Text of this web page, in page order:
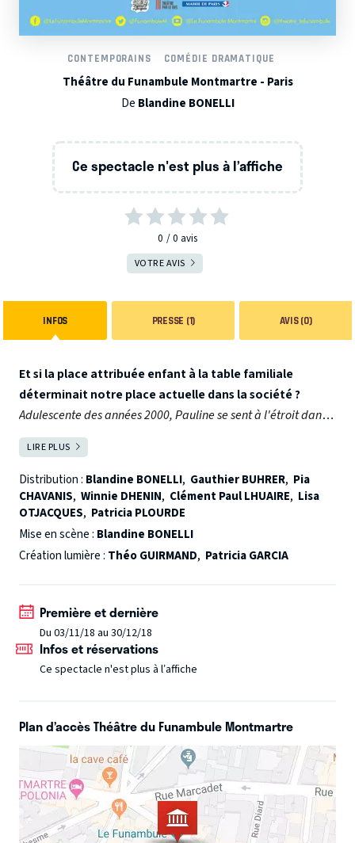
CONTEMPORAINS COMÉDIE DRAMATIQUE
Théâtre du Funambule Montmartre - Paris
De Blandine BONELLI
Ce spectacle n'est plus à l’affiche
0 0 avis
VOTRE AVIS
INFOS PRESSE (1) AVIS (0)
Et si la place attribuée enfant à la table familiale
déterminait notre place actuelle dans la société ?
Adulescente des années 2000, Pauline se sent à l'étroit dans
sa famille, son couple et son travail. Entourée de
personnages hauts en couleur qui semblent aussi perdus
qu'elle, Pauline nous embarque dans sa quête
d'identité naviguant du huis-clos d'une famille conservatrice
à une société en perte de repères qui permet tous les choix
de vie possibles. C'est la question de la place. Celle qu'on
occupe, celle qu'on nous attribue, celle qu'on décide de
LIRE PLUS
Distribution : Blandine BONELLI, Gauthier BUHRER, Pia
CHAVANIS, Winnie DHENIN, Clément Paul LHUAIRE, Lisa
OTJACQUES, Patricia PLOURDE
Mise en scène : Blandine BONELLI
Création lumière : Théo GUIRMAND, Patricia GARCIA
Première et dernière
Du 03/11/18 au 30/12/18
Infos et réservations
Ce spectacle n'est plus à l’affiche
Plan d’accès Théâtre du Funambule Montmartre